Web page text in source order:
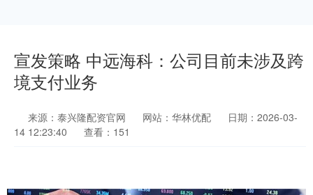
宣发策略 中远海科：公司目前未涉及跨
境支付业务
来源：泰兴隆配资官网 网站：华林优配
日期：2026-03-
14 12:23:40
查看：151